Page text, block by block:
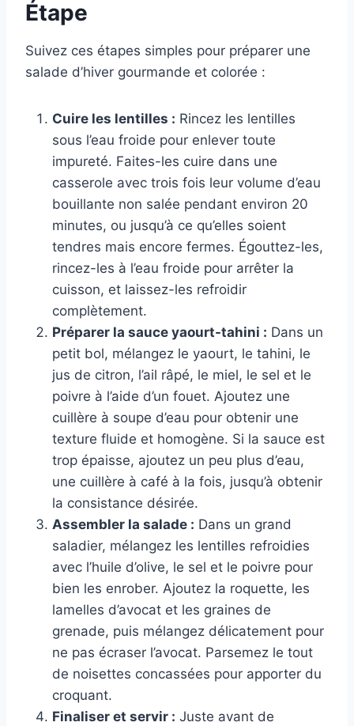
Étape
Suivez ces étapes simples pour préparer une
salade d’hiver gourmande et colorée :
Cuire les lentilles : Rincez les lentilles
sous l’eau froide pour enlever toute
impureté. Faites-les cuire dans une
casserole avec trois fois leur volume d’eau
bouillante non salée pendant environ 20
minutes, ou jusqu’à ce qu’elles soient
tendres mais encore fermes. Égouttez-les,
rincez-les à l’eau froide pour arrêter la
cuisson, et laissez-les refroidir
complètement.
Préparer la sauce yaourt-tahini : Dans un
petit bol, mélangez le yaourt, le tahini, le
jus de citron, l’ail râpé, le miel, le sel et le
poivre à l’aide d’un fouet. Ajoutez une
cuillère à soupe d’eau pour obtenir une
texture fluide et homogène. Si la sauce est
trop épaisse, ajoutez un peu plus d’eau,
une cuillère à café à la fois, jusqu’à obtenir
la consistance désirée.
Assembler la salade : Dans un grand
saladier, mélangez les lentilles refroidies
avec l’huile d’olive, le sel et le poivre pour
bien les enrober. Ajoutez la roquette, les
lamelles d’avocat et les graines de
grenade, puis mélangez délicatement pour
ne pas écraser l’avocat. Parsemez le tout
de noisettes concassées pour apporter du
croquant.
Finaliser et servir : Juste avant de